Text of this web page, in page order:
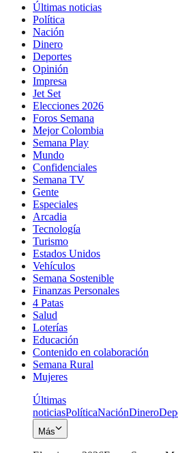
Últimas noticias
Política
Nación
Dinero
Deportes
Opinión
Impresa
Jet Set
Elecciones 2026
Foros Semana
Mejor Colombia
Semana Play
Mundo
Confidenciales
Semana TV
Gente
Especiales
Arcadia
Tecnología
Turismo
Estados Unidos
Vehículos
Semana Sostenible
Finanzas Personales
4 Patas
Salud
Loterías
Educación
Contenido en colaboración
Semana Rural
Mujeres
Últimas
noticiasPolíticaNaciónDinero
Más